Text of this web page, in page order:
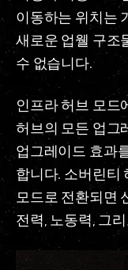
이동하는 위치는
새로운 업웰 구조
수 없습니다.
인프라 허브 모드
허브의 모든 업그
업그레이드 효과
합니다. 소버린티
모드로 전환되면
전력, 노동력, 그